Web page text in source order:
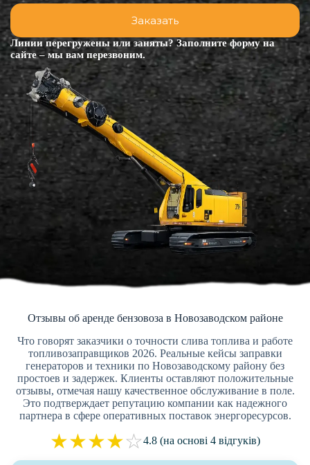
Линии перегружены или заняты? Заполните форму на
сайте – мы вам перезвоним.
Отзывы об аренде бензовоза в Новозаводском районе
Что говорят заказчики о точности слива топлива и работе
топливозаправщиков 2026. Реальные кейсы заправки
генераторов и техники по Новозаводскому району без
простоев и задержек. Клиенты оставляют положительные
отзывы, отмечая нашу качественное обслуживание в поле.
Это подтверждает репутацию компании как надежного
партнера в сфере оперативных поставок энергоресурсов.
★★★★☆4.8 (на основі 4 відгуків)